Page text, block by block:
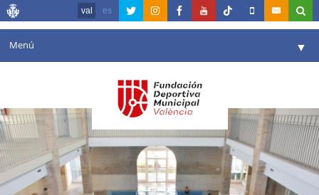
val es
Menú ▼
Agenda
Instal·lacions ▼
Comunicació